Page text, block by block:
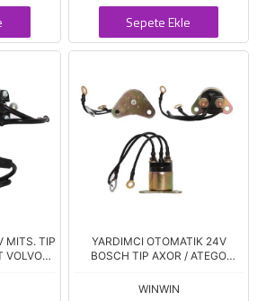
Sepete Ekle
MITS. TIP
VOLVO
YARDIMCI OTOMATIK 24V
BOSCH TIP AXOR / ATEGO
WINWIN